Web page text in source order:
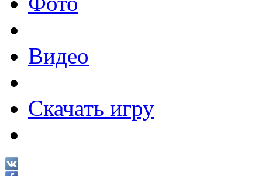
Видео
Скачать игру